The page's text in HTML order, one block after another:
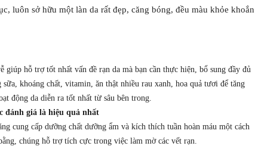
luôn sở hữu một làn da rất đẹp, căng bóng, đều màu khỏe khoắn
giúp hỗ trợ tốt nhất vấn đề rạn da mà bạn cần thực hiện, bổ sung đầy đủ
khoáng chất, vitamin, ăn thật nhiều rau xanh, hoa quả tươi để tăng
động da diễn ra tốt nhất từ sâu bên trong.
đánh giá là hiệu quả nhất
cung cấp dưỡng chất dưỡng ẩm và kích thích tuần hoàn máu một cách
chúng hỗ trợ tích cực trong việc làm mờ các vết rạn.